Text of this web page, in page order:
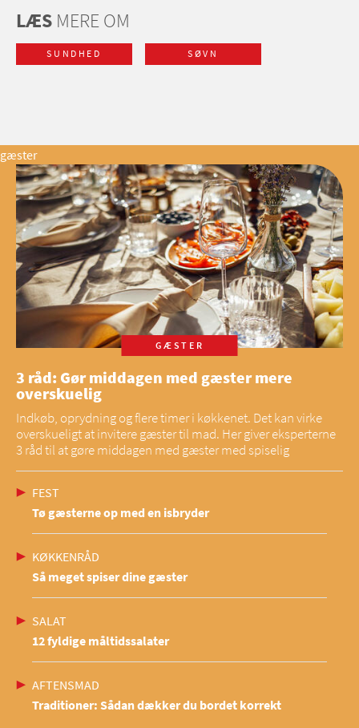
LÆS MERE OM
SUNDHED SØVN
gæster
GÆSTER
3 råd: Gør middagen med gæster mere
overskuelig
Indkøb, oprydning og flere timer i køkkenet. Det kan virke
overskueligt at invitere gæster til mad. Her giver eksperterne
3 råd til at gøre middagen med gæster med spiselig
FEST
Tø gæsterne op med en isbryder
KØKKENRÅD
Så meget spiser dine gæster
SALAT
12 fyldige måltidssalater
AFTENSMAD
Traditioner: Sådan dækker du bordet korrekt